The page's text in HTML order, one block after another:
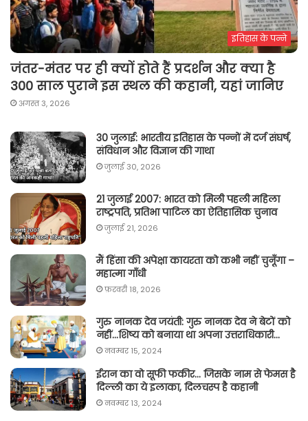
इतिहास के पन्ने
जंतर-मंतर पर ही क्यों होते हैं प्रदर्शन और क्या है
300 साल पुराने इस स्थल की कहानी, यहां जानिए
अगस्त 3, 2026
30 जुलाई: भारतीय इतिहास के पन्नों में दर्ज संघर्ष,
संविधान और विज्ञान की गाथा
जुलाई 30, 2026
21 जुलाई 2007: भारत को मिली पहली महिला
राष्ट्रपति, प्रतिभा पाटिल का ऐतिहासिक चुनाव
जुलाई 21, 2026
मैं हिंसा की अपेक्षा कायरता को कभी नहीं चुनूँगा –
महात्मा गाँधी
फ़रवरी 18, 2026
गुरु नानक देव जयंती: गुरु नानक देव ने बेटों को
नहीं…शिष्य को बनाया था अपना उत्तराधिकारी…
नवम्बर 15, 2024
ईरान का वो सूफी फकीर… जिसके नाम से फेमस है
दिल्ली का ये इलाका, दिलचस्प है कहानी
नवम्बर 13, 2024